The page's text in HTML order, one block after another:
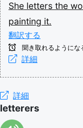
She letters the
painting it.
翻訳する
聞き取れるようにな
詳細
詳細
letterers